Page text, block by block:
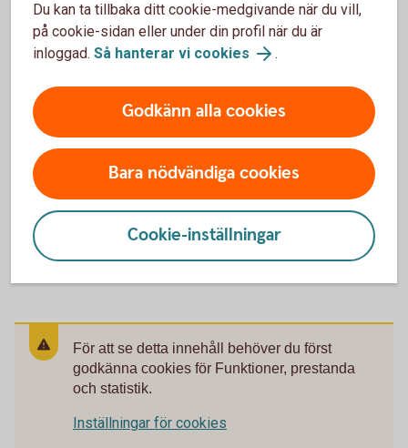
Hitta ditt bankkontor
Ring oss
Ring oss för att få hjälp med företagets affärer.
Ring 0771-12 20 00
För att se detta innehåll behöver du först
godkänna cookies för Funktioner, prestanda
och statistik.
Inställningar för cookies
Du kan ta tillbaka ditt cookie-medgivande när du vill,
på cookie-sidan eller under din profil när du är
inloggad. Så hanterar vi cookies .
Godkänn alla cookies
Bara nödvändiga cookies
Cookie-inställningar